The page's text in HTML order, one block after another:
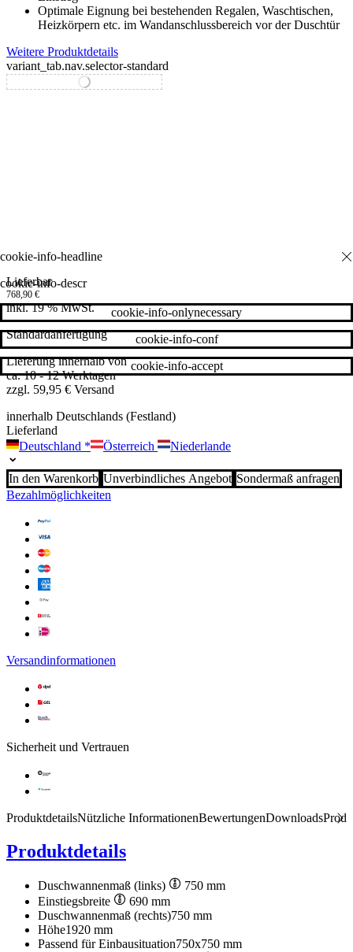
Optimale Eignung bei bestehenden Regalen, Waschtischen,
Heizkörpern etc. im Wandanschlussbereich vor der Duschtür
Weitere Produktdetails
variant_tab.nav.selector-standard
variant_tab.nav.selector-special
Lieferbar
768,90 €
inkl. 19 % MwSt.
Standardanfertigung
Lieferung innerhalb von
ca. 10 - 12 Werktagen
zzgl. 59,95 € Versand
innerhalb Deutschlands (Festland)
Lieferland
Deutschland * Österreich Niederlande
In den Warenkorb Unverbindliches Angebot Sondermaß anfragen
Bezahlmöglichkeiten
Versandinformationen
Sicherheit und Vertrauen
Produktdetails
Produktdetails
Duschwannenmaß (links)
750 mm
Einstiegsbreite
690 mm
Duschwannenmaß (rechts)750 mm
Höhe1920 mm
Passend für Einbausituation750x750 mm
Nützliche InformationenBewertungenDownloads
cookie-info-descr
cookie-info-accept
cookie-info-conf
cookie-info-onlynecessary